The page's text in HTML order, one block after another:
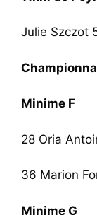
Julie Szczot
Minime F
28 Oria
36 Marion
Minime G